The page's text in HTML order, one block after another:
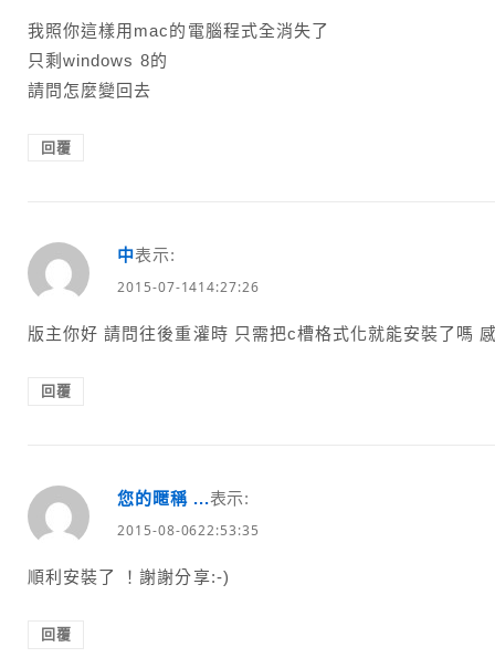
我照你這樣用mac的電腦程式全消失了
只剩windows 8的
請問怎麼變回去
回覆
中表示:
2015-07-1414:27:26
版主你好 請問往後重灌時 只需把c槽格式化就能安裝了嗎
回覆
您的暱稱 ...表示:
2015-08-0622:53:35
順利安裝了 ！謝謝分享:-)
回覆